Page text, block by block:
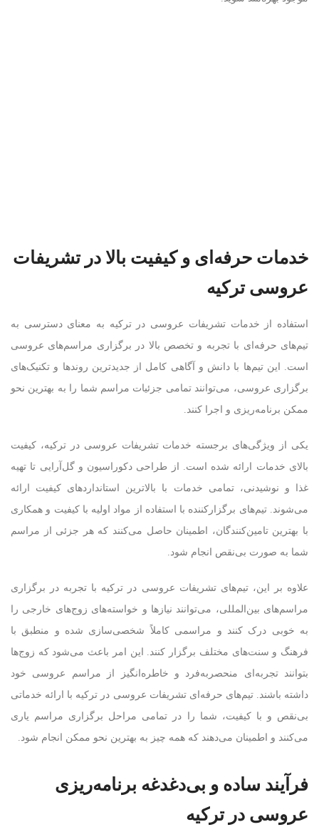
خدمات حرفه‌ای و کیفیت بالا در تشریفات
عروسی ترکیه
استفاده از خدمات تشریفات عروسی در ترکیه به معنای دسترسی به
تیم‌های حرفه‌ای با تجربه و تخصص بالا در برگزاری مراسم‌های عروسی
است. این تیم‌ها با دانش و آگاهی کامل از جدیدترین روندها و تکنیک‌های
برگزاری عروسی، می‌توانند تمامی جزئیات مراسم شما را به بهترین نحو
ممکن برنامه‌ریزی و اجرا کنند.
یکی از ویژگی‌های برجسته خدمات تشریفات عروسی در ترکیه، کیفیت
بالای خدمات ارائه شده است. از طراحی دکوراسیون و گل‌آرایی تا تهیه
غذا و نوشیدنی، تمامی خدمات با بالاترین استانداردهای کیفیت ارائه
می‌شوند. تیم‌های برگزارکننده با استفاده از مواد اولیه با کیفیت و همکاری
با بهترین تامین‌کنندگان، اطمینان حاصل می‌کنند که هر جزئی از مراسم
شما به صورت بی‌نقص انجام شود.
علاوه بر این، تیم‌های تشریفات عروسی در ترکیه با تجربه در برگزاری
مراسم‌های بین‌المللی، می‌توانند نیازها و خواسته‌های زوج‌های خارجی را
به خوبی درک کنند و مراسمی کاملاً شخصی‌سازی شده و منطبق با
فرهنگ و سنت‌های مختلف برگزار کنند. این امر باعث می‌شود که زوج‌ها
بتوانند تجربه‌ای منحصربه‌فرد و خاطره‌انگیز از مراسم عروسی خود
داشته باشند. تیم‌های حرفه‌ای تشریفات عروسی در ترکیه با ارائه خدماتی
بی‌نقص و با کیفیت، شما را در تمامی مراحل برگزاری مراسم یاری
می‌کنند و اطمینان می‌دهند که همه چیز به بهترین نحو ممکن انجام شود.
فرآیند ساده و بی‌دغدغه برنامه‌ریزی
عروسی در ترکیه